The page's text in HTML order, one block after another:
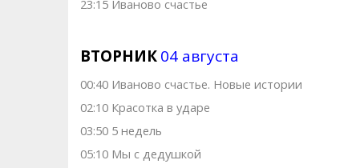
23:15 Иваново счастье
ВТОРНИК04 августа
00:40 Иваново счастье. Новые истории
02:10 Красотка в ударе
03:50 5 недель
05:10 Мы с дедушкой